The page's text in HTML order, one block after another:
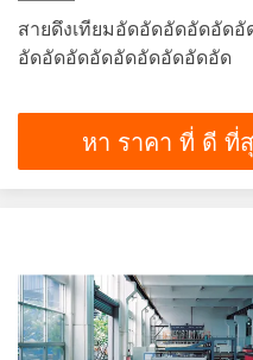
สายดึงเทียมอัดอัดอัดอัดอัด
อัดอัดอัดอัดอัดอัดอัดอัดอัด
หา ราคา ที่ ดี ที่